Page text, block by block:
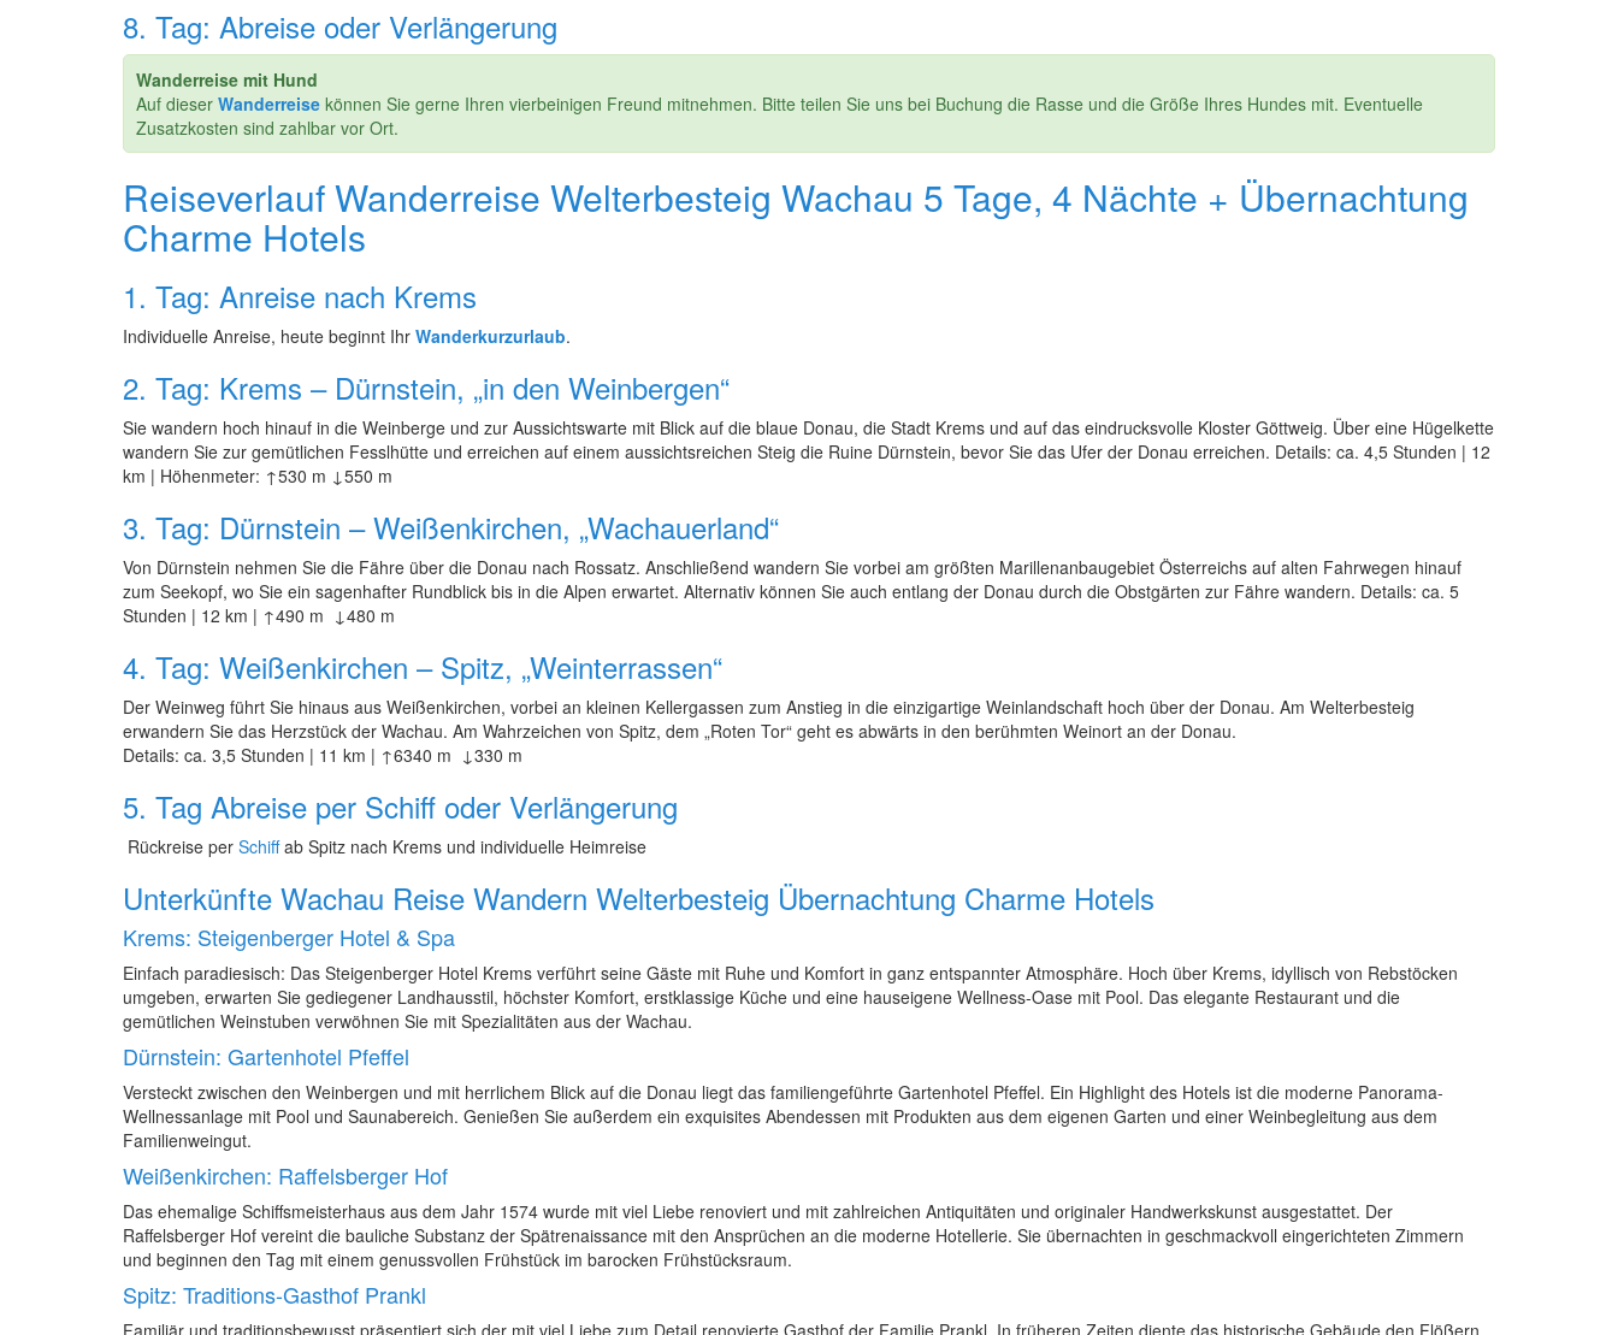
8. Tag: Abreise oder Verlängerung
Wanderreise mit Hund
Auf dieser Wanderreise können Sie gerne Ihren vierbeinigen Freund mitnehmen. Bitte teilen Sie uns bei Buchung die Rasse und die Größe Ihres Hundes mit. Eventuelle
Zusatzkosten sind zahlbar vor Ort.
Reiseverlauf Wanderreise Welterbesteig Wachau 5 Tage, 4 Nächte + Übernachtung
Charme Hotels
1. Tag: Anreise nach Krems
Individuelle Anreise, heute beginnt Ihr Wanderkurzurlaub.
2. Tag: Krems – Dürnstein, „in den Weinbergen“
Sie wandern hoch hinauf in die Weinberge und zur Aussichtswarte mit Blick auf die blaue Donau, die Stadt Krems und auf das eindrucksvolle Kloster Göttweig. Über eine Hügelkette
wandern Sie zur gemütlichen Fesslhütte und erreichen auf einem aussichtsreichen Steig die Ruine Dürnstein, bevor Sie das Ufer der Donau erreichen. Details: ca. 4,5 Stunden | 12
km | Höhenmeter: ↑530 m ↓550 m
3. Tag: Dürnstein – Weißenkirchen, „Wachauerland“
Von Dürnstein nehmen Sie die Fähre über die Donau nach Rossatz. Anschließend wandern Sie vorbei am größten Marillenanbaugebiet Österreichs auf alten Fahrwegen hinauf
zum Seekopf, wo Sie ein sagenhafter Rundblick bis in die Alpen erwartet. Alternativ können Sie auch entlang der Donau durch die Obstgärten zur Fähre wandern. Details: ca. 5
Stunden | 12 km | ↑490 m ↓480 m
4. Tag: Weißenkirchen – Spitz, „Weinterrassen“
Der Weinweg führt Sie hinaus aus Weißenkirchen, vorbei an kleinen Kellergassen zum Anstieg in die einzigartige Weinlandschaft hoch über der Donau. Am Welterbesteig
erwandern Sie das Herzstück der Wachau. Am Wahrzeichen von Spitz, dem „Roten Tor“ geht es abwärts in den berühmten Weinort an der Donau.
Details: ca. 3,5 Stunden | 11 km | ↑6340 m ↓330 m
5. Tag Abreise per Schiff oder Verlängerung
Rückreise per Schiffab Spitz nach Krems und individuelle Heimreise
Unterkünfte Wachau Reise Wandern Welterbesteig Übernachtung Charme Hotels
Krems: Steigenberger Hotel & Spa
Einfach paradiesisch: Das Steigenberger Hotel Krems verführt seine Gäste mit Ruhe und Komfort in ganz entspannter Atmosphäre. Hoch über Krems, idyllisch von Rebstöcken
umgeben, erwarten Sie gediegener Landhausstil, höchster Komfort, erstklassige Küche und eine hauseigene Wellness-Oase mit Pool. Das elegante Restaurant und die
gemütlichen Weinstuben verwöhnen Sie mit Spezialitäten aus der Wachau.
Dürnstein: Gartenhotel Pfeffel
Versteckt zwischen den Weinbergen und mit herrlichem Blick auf die Donau liegt das familiengeführte Gartenhotel Pfeffel. Ein Highlight des Hotels ist die moderne Panorama-
Wellnessanlage mit Pool und Saunabereich. Genießen Sie außerdem ein exquisites Abendessen mit Produkten aus dem eigenen Garten und einer Weinbegleitung aus dem
Familienweingut.
Weißenkirchen: Raffelsberger Hof
Das ehemalige Schiffsmeisterhaus aus dem Jahr 1574 wurde mit viel Liebe renoviert und mit zahlreichen Antiquitäten und originaler Handwerkskunst ausgestattet. Der
Raffelsberger Hof vereint die bauliche Substanz der Spätrenaissance mit den Ansprüchen an die moderne Hotellerie. Sie übernachten in geschmackvoll eingerichteten Zimmern
und beginnen den Tag mit einem genussvollen Frühstück im barocken Frühstücksraum.
Spitz: Traditions-Gasthof Prankl
Familiär und traditionsbewusst präsentiert sich der mit viel Liebe zum Detail renovierte Gasthof der Familie Prankl. In früheren Zeiten diente das historische Gebäude den Flößern